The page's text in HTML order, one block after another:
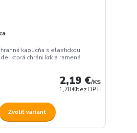
kapucňa s elastickou
ktorá chráni krk a ramená
2,19 €/KS
1,78 €bez DPH
Zvoliť variant